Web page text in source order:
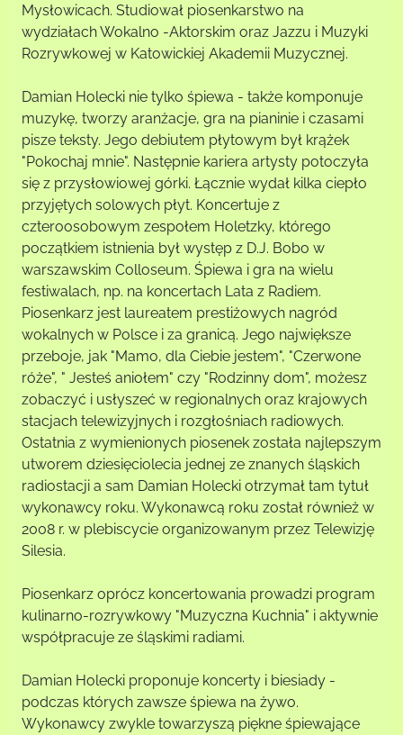
Mysłowicach. Studiował piosenkarstwo na
wydziałach Wokalno -Aktorskim oraz Jazzu i Muzyki
Rozrywkowej w Katowickiej Akademii Muzycznej.
Damian Holecki nie tylko śpiewa - także komponuje
muzykę, tworzy aranżacje, gra na pianinie i czasami
pisze teksty. Jego debiutem płytowym był krążek
"Pokochaj mnie". Następnie kariera artysty potoczyła
się z przysłowiowej górki. Łącznie wydał kilka ciepło
przyjętych solowych płyt. Koncertuje z
czteroosobowym zespołem Holetzky, którego
początkiem istnienia był występ z D.J. Bobo w
warszawskim Colloseum. Śpiewa i gra na wielu
festiwalach, np. na koncertach Lata z Radiem.
Piosenkarz jest laureatem prestiżowych nagród
wokalnych w Polsce i za granicą. Jego największe
przeboje, jak "Mamo, dla Ciebie jestem", "Czerwone
róże", " Jesteś aniołem" czy "Rodzinny dom", możesz
zobaczyć i usłyszeć w regionalnych oraz krajowych
stacjach telewizyjnych i rozgłośniach radiowych.
Ostatnia z wymienionych piosenek została najlepszym
utworem dziesięciolecia jednej ze znanych śląskich
radiostacji a sam Damian Holecki otrzymał tam tytuł
wykonawcy roku. Wykonawcą roku został również w
2008 r. w plebiscycie organizowanym przez Telewizję
Silesia.
Piosenkarz oprócz koncertowania prowadzi program
kulinarno-rozrywkowy "Muzyczna Kuchnia" i aktywnie
współpracuje ze śląskimi radiami.
Damian Holecki proponuje koncerty i biesiady -
podczas których zawsze śpiewa na żywo.
Wykonawcy zwykle towarzyszą piękne śpiewające